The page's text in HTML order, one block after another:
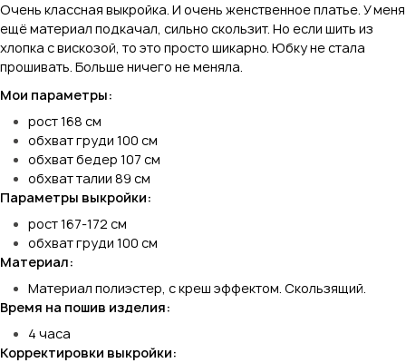
Очень классная выкройка. И очень женственное платье. У меня
ещё материал подкачал, сильно скользит. Но если шить из
хлопка с вискозой, то это просто шикарно. Юбку не стала
прошивать. Больше ничего не меняла.
Мои параметры:
рост 168 см
обхват груди 100 см
обхват бедер 107 см
обхват талии 89 см
Параметры выкройки:
рост 167-172 см
обхват груди 100 см
Материал:
Материал полиэстер, с креш эффектом. Скользящий.
Время на пошив изделия:
4 часа
Корректировки выкройки: